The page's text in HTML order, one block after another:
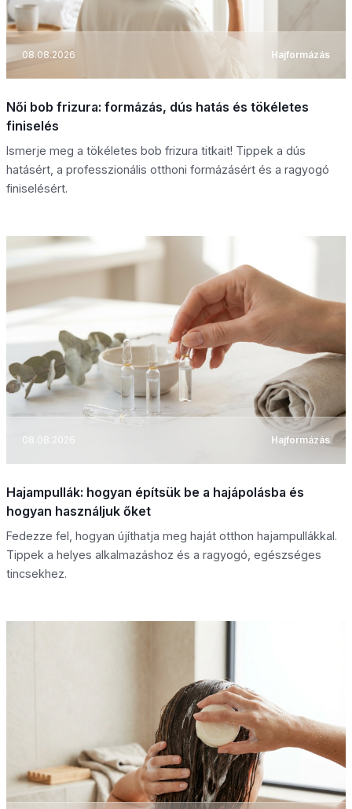
08.08.2026 Hajformázás
Női bob frizura: formázás, dús hatás és tökéletes
finiselés
Ismerje meg a tökéletes bob frizura titkait! Tippek a dús
hatásért, a professzionális otthoni formázásért és a ragyogó
finiselésért.
08.08.2026 Hajformázás
Hajampullák: hogyan építsük be a hajápolásba és
hogyan használjuk őket
Fedezze fel, hogyan újíthatja meg haját otthon hajampullákkal.
Tippek a helyes alkalmazáshoz és a ragyogó, egészséges
tincsekhez.